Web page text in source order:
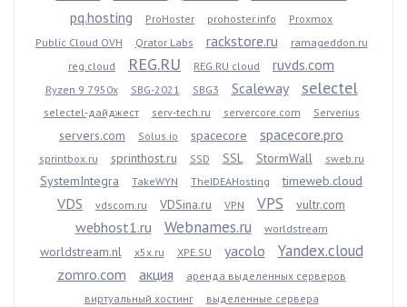
pq.hosting ProHoster prohoster.info
Proxmox
Public Cloud OVH
Qrator Labs rackstore.ru
ramageddon.ru
reg.cloud
REG.RU REG.RU cloud ruvds.com
Ryzen 9 7950x SBG-2021 SBG3 Scaleway selectel
selectel-дайджест serv-tech.ru servercore.com Serverius
servers.com Solus.io spacecore spacecore.pro
sprintbox.ru sprinthost.ru SSD SSL StormWall sweb.ru
SystemIntegra TakeWYN TheIDEAHosting timeweb.cloud
VDS vdscom.ru VDSina.ru VPN VPS vultr.com
webhost1.ru Webnames.ru worldstream
worldstream.nl x5x.ru XPE.SU yacolo Yandex.cloud
zomro.com акция
аренда выделенных серверов
виртуальный хостинг
выделенные сервера